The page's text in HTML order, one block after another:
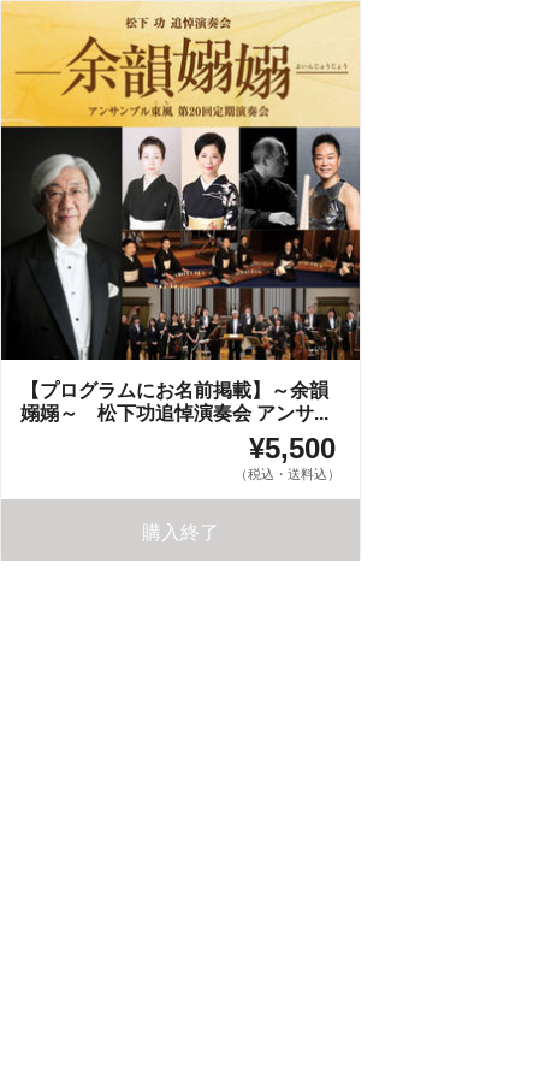
【プログラムにお名前掲載】～余韻
嫋嫋～ 松下功追悼演奏会 アンサ...
¥5,500
（税込・送料込）
購入終了